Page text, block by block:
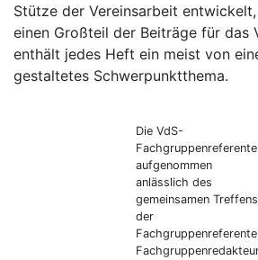
Stütze der Vereinsarbeit
einen Großteil der Beiträge für das
enthält jedes Heft ein meist von
gestaltetes Schwerpunktthema.
Die VdS-
aufgenommen
anlässlich des
gemeinsamen Treffens
der